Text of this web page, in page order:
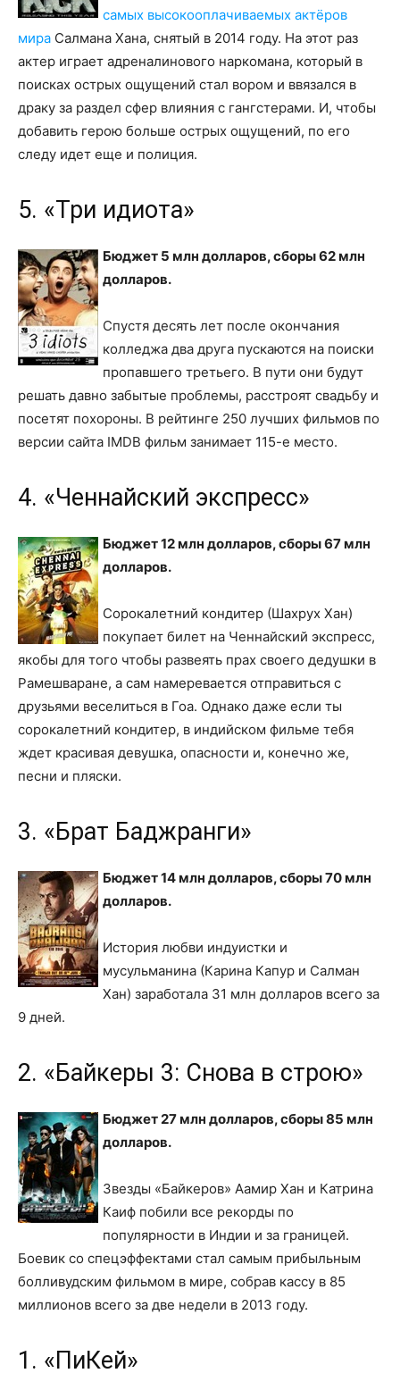
самых высокооплачиваемых актёров
мира Салмана Хана, снятый в 2014 году. На этот раз
актер играет адреналинового наркомана, который в
поисках острых ощущений стал вором и ввязался в
драку за раздел сфер влияния с гангстерами. И, чтобы
добавить герою больше острых ощущений, по его
следу идет еще и полиция.
5. «Три идиота»
Бюджет 5 млн долларов, сборы 62 млн
долларов.
Спустя десять лет после окончания
колледжа два друга пускаются на поиски
пропавшего третьего. В пути они будут
решать давно забытые проблемы, расстроят свадьбу и
посетят похороны. В рейтинге 250 лучших фильмов по
версии сайта IMDB фильм занимает 115-е место.
4. «Ченнайский экспресс»
Бюджет 12 млн долларов, сборы 67 млн
долларов.
Сорокалетний кондитер (Шахрух Хан)
покупает билет на Ченнайский экспресс,
якобы для того чтобы развеять прах своего дедушки в
Рамешваране, а сам намеревается отправиться с
друзьями веселиться в Гоа. Однако даже если ты
сорокалетний кондитер, в индийском фильме тебя
ждет красивая девушка, опасности и, конечно же,
песни и пляски.
3. «Брат Баджранги»
Бюджет 14 млн долларов, сборы 70 млн
долларов.
История любви индуистки и
мусульманина (Карина Капур и Салман
Хан) заработала 31 млн долларов всего за
9 дней.
2. «Байкеры 3: Снова в строю»
Бюджет 27 млн долларов, сборы 85 млн
долларов.
Звезды «Байкеров» Аамир Хан и Катрина
Каиф побили все рекорды по
популярности в Индии и за границей.
Боевик со спецэффектами стал самым прибыльным
болливудским фильмом в мире, собрав кассу в 85
миллионов всего за две недели в 2013 году.
1. «ПиКей»